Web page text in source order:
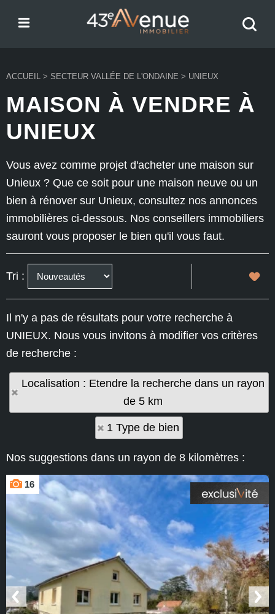
ACCUEIL > SECTEUR VALLÉE DE L'ONDAINE > UNIEUX
MAISON À VENDRE À
UNIEUX
Vous avez comme projet d'acheter une maison sur
Unieux ? Que ce soit pour une maison neuve ou un
bien à rénover sur Unieux, consultez nos annonces
immobilières ci-dessous. Nos conseillers immobiliers
sauront vous proposer le bien qu'il vous faut.
Tri :
Il n'y a pas de résultats pour votre recherche à
UNIEUX. Nous vous invitons à modifier vos critères
de recherche :
Localisation : Etendre la recherche dans un rayon
de 5 km
1 Type de bien
Nos suggestions dans un rayon de 8 kilomètres :
16